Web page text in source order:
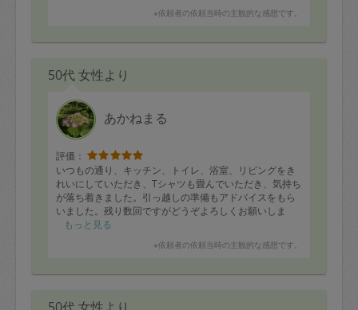
※依頼者の依頼当時の主観的な感想です。
50代 女性より
あかねまる
評価：
いつもの通り、キッチン、トイレ、浴室、リビングをき
れいにしていただき、Tシャツも畳んでいただき、気持ち
が落ち着きました。引っ越しの準備もアドバイスをもら
いました。残り数回ですがどうぞよろしくお願いしま
す。もっと見る
※依頼者の依頼当時の主観的な感想です。